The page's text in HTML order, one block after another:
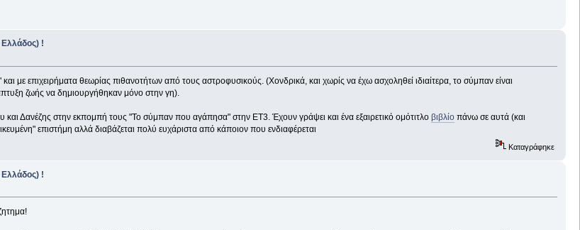
!
με επιχειρήματα θεωρίας πιθανοτήτων από τους αστροφυσικούς. (Χονδρικά, και χωρίς να έχω ασχοληθεί ιδιαίτερα, το σύμπαν είναι
ζωής να δημιουργήθηκαν μόνο στην γη).
και Δανέζης στην εκπομπή τους "Το σύμπαν που αγάπησα" στην ΕΤ3. Έχουν γράψει και ένα εξαιρετικό ομότιτλο βιβλίοπάνω σε αυτά (και
επιστήμη αλλά διαβάζεται πολύ ευχάριστα από κάποιον που ενδιαφέρεται
Καταγράφηκε
!